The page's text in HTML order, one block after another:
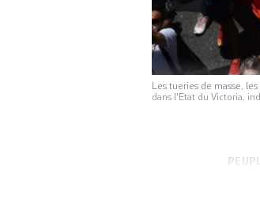
Les tueries de masse,
dans l'Etat du Victoria,